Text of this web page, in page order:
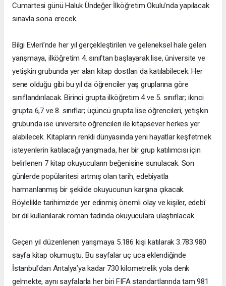
Cumartesi günü Haluk Ündeğer İlköğretim Okulu’nda yapılacak
sınavla sona erecek.
Bilgi Evleri’nde her yıl gerçekleştirilen ve geleneksel hale gelen
yarışmaya, ilköğretim 4. sınıftan başlayarak lise, üniversite ve
yetişkin grubunda yer alan kitap dostları da katılabilecek. Her
sene olduğu gibi bu yıl da öğrenciler yaş gruplarına göre
sınıflandırılacak. Birinci grupta ilköğretim 4 ve 5. sınıflar; ikinci
grupta 6,7 ve 8. sınıflar; üçüncü grupta lise öğrencileri, yetişkin
grubunda ise üniversite öğrencileri ile kitapsever herkes yer
alabilecek. Kitapların renkli dünyasında yeni hayatlar keşfetmek
isteyenlerin katılacağı yarışmada, her bir grup katılımcısı için
belirlenen 7 kitap okuyucuların beğenisine sunulacak. Son
günlerde popülaritesi artmış olan tarih, edebiyatla
harmanlanmış bir şekilde okuyucunun karşına çıkacak.
Böylelikle tarihimizde yer edinmiş önemli olay ve kişiler, edebî
bir dil kullanılarak roman tadında okuyuculara ulaştırılacak.
Geçen yıl düzenlenen yarışmaya 5.186 kişi katılarak 3.783.980
sayfa kitap okumuştu. Bu sayfalar uç uca eklendiğinde
İstanbul’dan Antalya’ya kadar 730 kilometrelik yola denk
gelmekte, aynı sayfalarla her biri FIFA standartlarında tam 981